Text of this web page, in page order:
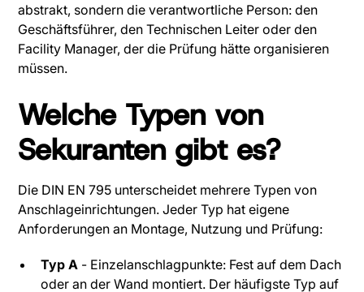
abstrakt, sondern die verantwortliche Person: den
Geschäftsführer, den Technischen Leiter oder den
Facility Manager, der die Prüfung hätte organisieren
müssen.
Welche Typen von
Sekuranten gibt es?
Die DIN EN 795 unterscheidet mehrere Typen von
Anschlageinrichtungen. Jeder Typ hat eigene
Anforderungen an Montage, Nutzung und Prüfung:
Typ A - Einzelanschlagpunkte: Fest auf dem Dach
oder an der Wand montiert. Der häufigste Typ auf